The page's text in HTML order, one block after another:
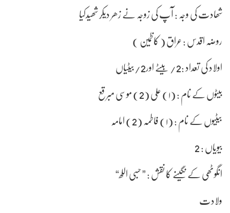
شھادت کی وجہ : آپ کی زوجہ نے زھر دیکر شھیدکیا
روضہ اقدس : عراق ( کاظمین )
اولاد کی تعداد :2/ بیٹے اور2/بیٹیاں
بیٹوں کے نام : (۱) علی (2) موسی مبرقع
بیٹیوں کے نام : (۱) فاطمہ (2) امامہ
بیویاں : 2
انگوٹھی کے نگینے کا نقش : ” حسبی اللھ“
ولادت